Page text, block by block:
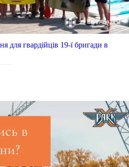
для гвардійців 19-ї бригади в